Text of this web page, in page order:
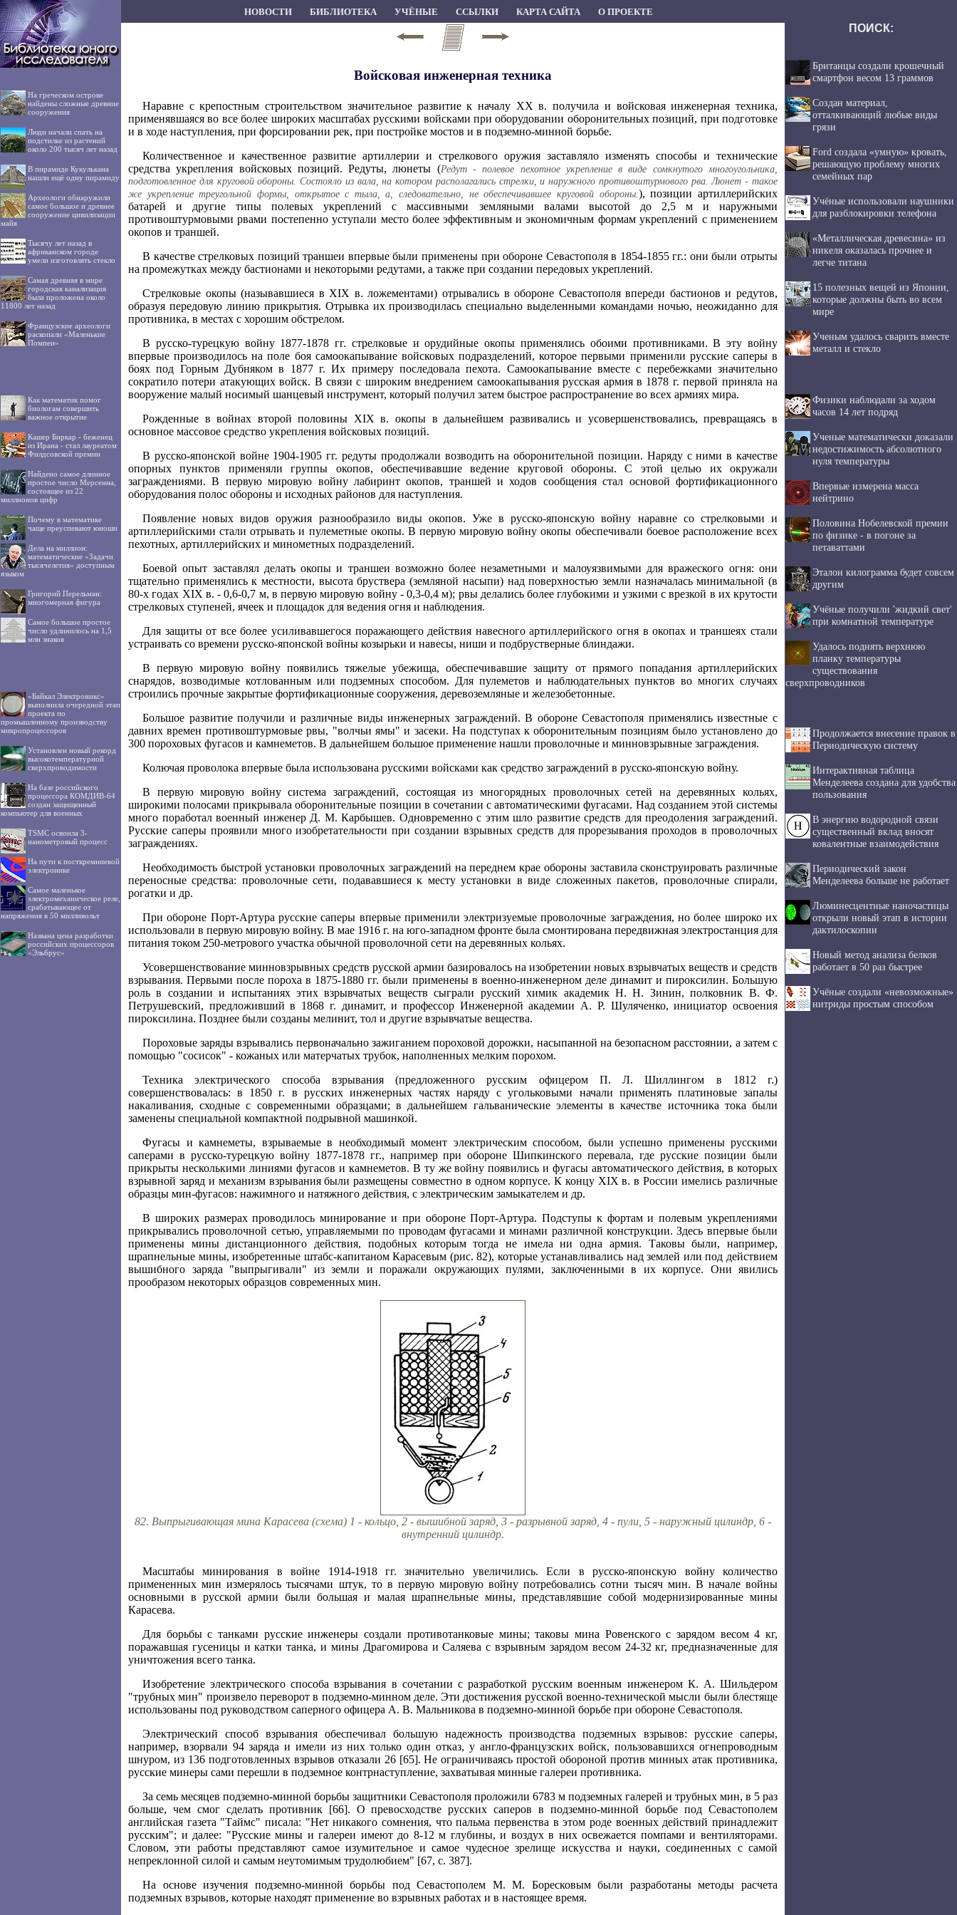
НОВОСТИ БИБЛИОТЕКА УЧЁНЫЕ ССЫЛКИ КАРТА САЙТА О ПРОЕКТЕ
На греческом острове
найдены сложные древние
сооружения
Люди начали спать на
подстилке из растений
около 200 тысяч лет назад
В пирамиде Кукулькана
нашли ещё одну пирамиду
Археологи обнаружили
самое большое и древнее
сооружение цивилизации
майя
Тысячу лет назад в
африканском городе
умели изготовлять стекло
Самая древняя в мире
городская канализация
была проложена около
11800 лет назад
Французские археологи
раскопали «Маленькие
Помпеи»
Как математик помог
биологам совершить
важное открытие
Кашер Биркар - беженец
из Ирана - стал лауреатом
Филдсовской премии
Найдено самое длинное
простое число Мерсенна,
состоящее из 22
миллионов цифр
Почему в математике
чаще преуспевают юноши
Дела на миллион:
математические «Задачи
тысячелетия» доступным
языком
Григорий Перельман:
многомерная фигура
Самое большое простое
число удлинилось на 1,5
млн знаков
«Байкал Электроникс»
выполнила очередной этап
проекта по
промышленному производству
микропроцессоров
Установлен новый рекорд
высокотемпературной
сверхпроводимости
На базе российского
процессора КОМДИВ-64
создан защищенный
компьютер для военных
TSMC освоила 3-
нанометровый процесс
На пути к посткремниевой
электронике
Самое маленькое
электромеханическое реле,
срабатывающее от
напряжения в 50 милливольт
Названа цена разработки
российских процессоров
«Эльбрус»
Войсковая инженерная техника
Наравне с крепостным строительством значительное развитие к началу XX в. получила и войсковая инженерная техника,
применявшаяся во все более широких масштабах русскими войсками при оборудовании оборонительных позиций, при подготовке
и в ходе наступления, при форсировании рек, при постройке мостов и в подземно-минной борьбе.
Количественное и качественное развитие артиллерии и стрелкового оружия заставляло изменять способы и технические
средства укрепления войсковых позиций. Редуты, люнеты (Редут - полевое пехотное укрепление в виде сомкнутого многоугольника,
подготовленное для круговой обороны. Состояло из вала, на котором располагались стрелки, и наружного противоштурмового рва. Люнет - такое
же укрепление треугольной формы, открытое с тыла, а, следовательно, не обеспечивавшее круговой обороны. ), позиции артиллерийских
батарей и другие типы полевых укреплений с массивными земляными валами высотой до 2,5 м и наружными
противоштурмовыми рвами постепенно уступали место более эффективным и экономичным формам укреплений с применением
окопов и траншей.
В качестве стрелковых позиций траншеи впервые были применены при обороне Севастополя в 1854-1855 гг.: они были отрыты
на промежутках между бастионами и некоторыми редутами, а также при создании передовых укреплений.
Стрелковые окопы (называвшиеся в XIX в. ложементами) отрывались в обороне Севастополя впереди бастионов и редутов,
образуя передовую линию прикрытия. Отрывка их производилась специально выделенными командами ночью, неожиданно для
противника, в местах с хорошим обстрелом.
В русско-турецкую войну 1877-1878 гг. стрелковые и орудийные окопы применялись обоими противниками. В эту войну
впервые производилось на поле боя самоокапывание войсковых подразделений, которое первыми применили русские саперы в
боях под Горным Дубняком в 1877 г. Их примеру последовала пехота. Самоокапывание вместе с перебежками значительно
сократило потери атакующих войск. В связи с широким внедрением самоокапывания русская армия в 1878 г. первой приняла на
вооружение малый носимый шанцевый инструмент, который получил затем быстрое распространение во всех армиях мира.
Рожденные в войнах второй половины XIX в. окопы в дальнейшем развивались и усовершенствовались, превращаясь в
основное массовое средство укрепления войсковых позиций.
В русско-японской войне 1904-1905 гг. редуты продолжали возводить на оборонительной позиции. Наряду с ними в качестве
опорных пунктов применяли группы окопов, обеспечивавшие ведение круговой обороны. С этой целью их окружали
заграждениями. В первую мировую войну лабиринт окопов, траншей и ходов сообщения стал основой фортификационного
оборудования полос обороны и исходных районов для наступления.
Появление новых видов оружия разнообразило виды окопов. Уже в русско-японскую войну наравне со стрелковыми и
артиллерийскими стали отрывать и пулеметные окопы. В первую мировую войну окопы обеспечивали боевое расположение всех
пехотных, артиллерийских и минометных подразделений.
Боевой опыт заставлял делать окопы и траншеи возможно более незаметными и малоуязвимыми для вражеского огня: они
тщательно применялись к местности, высота бруствера (земляной насыпи) над поверхностью земли назначалась минимальной (в
80-х годах XIX в. - 0,6-0,7 м, в первую мировую войну - 0,3-0,4 м); рвы делались более глубокими и узкими с врезкой в их крутости
стрелковых ступеней, ячеек и площадок для ведения огня и наблюдения.
Для защиты от все более усиливавшегося поражающего действия навесного артиллерийского огня в окопах и траншеях стали
устраивать со времени русско-японской войны козырьки и навесы, ниши и подбрустверные блиндажи.
В первую мировую войну появились тяжелые убежища, обеспечивавшие защиту от прямого попадания артиллерийских
снарядов, возводимые котлованным или подземных способом. Для пулеметов и наблюдательных пунктов во многих случаях
строились прочные закрытые фортификационные сооружения, деревоземляные и железобетонные.
Большое развитие получили и различные виды инженерных заграждений. В обороне Севастополя применялись известные с
давних времен противоштурмовые рвы, "волчьи ямы" и засеки. На подступах к оборонительным позициям было установлено до
300 пороховых фугасов и камнеметов. В дальнейшем большое применение нашли проволочные и минновзрывные заграждения.
Колючая проволока впервые была использована русскими войсками как средство заграждений в русско-японскую войну.
В первую мировую войну система заграждений, состоящая из многорядных проволочных сетей на деревянных кольях,
широкими полосами прикрывала оборонительные позиции в сочетании с автоматическими фугасами. Над созданием этой системы
много поработал военный инженер Д. М. Карбышев. Одновременно с этим шло развитие средств для преодоления заграждений.
Русские саперы проявили много изобретательности при создании взрывных средств для прорезывания проходов в проволочных
заграждениях.
Необходимость быстрой установки проволочных заграждений на переднем крае обороны заставила сконструировать различные
переносные средства: проволочные сети, подававшиеся к месту установки в виде сложенных пакетов, проволочные спирали,
рогатки и др.
При обороне Порт-Артура русские саперы впервые применили электризуемые проволочные заграждения, но более широко их
использовали в первую мировую войну. В мае 1916 г. на юго-западном фронте была смонтирована передвижная электростанция для
питания током 250-метрового участка обычной проволочной сети на деревянных кольях.
Усовершенствование минновзрывных средств русской армии базировалось на изобретении новых взрывчатых веществ и средств
взрывания. Первыми после пороха в 1875-1880 гг. были применены в военно-инженерном деле динамит и пироксилин. Большую
роль в создании и испытаниях этих взрывчатых веществ сыграли русский химик академик Н. Н. Зинин, полковник В. Ф.
Петрушевский, предложивший в 1868 г. динамит, и профессор Инженерной академии А. Р. Шуляченко, инициатор освоения
пироксилина. Позднее были созданы мелинит, тол и другие взрывчатые вещества.
Пороховые заряды взрывались первоначально зажиганием пороховой дорожки, насыпанной на безопасном расстоянии, а затем с
помощью "сосисок" - кожаных или матерчатых трубок, наполненных мелким порохом.
Техника электрического способа взрывания (предложенного русским офицером П. Л. Шиллингом в 1812 г.)
совершенствовалась: в 1850 г. в русских инженерных частях наряду с угольковыми начали применять платиновые запалы
накаливания, сходные с современными образцами; в дальнейшем гальванические элементы в качестве источника тока были
заменены специальной компактной подрывной машинкой.
Фугасы и камнеметы, взрываемые в необходимый момент электрическим способом, были успешно применены русскими
саперами в русско-турецкую войну 1877-1878 гг., например при обороне Шипкинского перевала, где русские позиции были
прикрыты несколькими линиями фугасов и камнеметов. В ту же войну появились и фугасы автоматического действия, в которых
взрывной заряд и механизм взрывания были размещены совместно в одном корпусе. К концу XIX в. в России имелись различные
образцы мин-фугасов: нажимного и натяжного действия, с электрическим замыкателем и др.
В широких размерах проводилось минирование и при обороне Порт-Артура. Подступы к фортам и полевым укреплениями
прикрывались проволочной сетью, управляемыми по проводам фугасами и минами различной конструкции. Здесь впервые были
применены мины дистанционного действия, подобных которым тогда не имела ни одна армия. Таковы были, например,
шрапнельные мины, изобретенные штабс-капитаном Карасевым (рис. 82), которые устанавливались над землей или под действием
вышибного заряда "выпрыгивали" из земли и поражали окружающих пулями, заключенными в их корпусе. Они явились
прообразом некоторых образцов современных мин.
82. Выпрыгивающая мина Карасева (схема) 1 - кольцо, 2 - вышибной заряд, 3 - разрывной заряд, 4 - пули, 5 - наружный цилиндр, 6 -
внутренний цилиндр.
Масштабы минирования в войне 1914-1918 гг. значительно увеличились. Если в русско-японскую войну количество
примененных мин измерялось тысячами штук, то в первую мировую войну потребовались сотни тысяч мин. В начале войны
основными в русской армии были большая и малая шрапнельные мины, представлявшие собой модернизированные мины
Карасева.
Для борьбы с танками русские инженеры создали противотанковые мины; таковы мина Ровенского с зарядом весом 4 кг,
поражавшая гусеницы и катки танка, и мины Драгомирова и Саляева с взрывным зарядом весом 24-32 кг, предназначенные для
уничтожения всего танка.
Изобретение электрического способа взрывания в сочетании с разработкой русским военным инженером К. А. Шильдером
"трубных мин" произвело переворот в подземно-минном деле. Эти достижения русской военно-технической мысли были блестяще
использованы под руководством саперного офицера А. В. Мальникова в подземно-минной борьбе при обороне Севастополя.
Электрический способ взрывания обеспечивал большую надежность производства подземных взрывов: русские саперы,
например, взорвали 94 заряда и имели из них только один отказ, у англо-французских войск, пользовавшихся огнепроводным
шнуром, из 136 подготовленных взрывов отказали 26 [65]. Не ограничиваясь простой обороной против минных атак противника,
русские минеры сами перешли в подземное контрнаступление, захватывая минные галереи противника.
За семь месяцев подземно-минной борьбы защитники Севастополя проложили 6783 м подземных галерей и трубных мин, в 5 раз
больше, чем смог сделать противник [66]. О превосходстве русских саперов в подземно-минной борьбе под Севастополем
английская газета "Таймс" писала: "Нет никакого сомнения, что пальма первенства в этом роде военных действий принадлежит
русским"; и далее: "Русские мины и галереи имеют до 8-12 м глубины, и воздух в них освежается помпами и вентиляторами.
Словом, эти работы представляют самое изумительное и самое чудесное зрелище искусства и науки, соединенных с самой
непреклонной силой и самым неутомимым трудолюбием" [67, с. 387].
На основе изучения подземно-минной борьбы под Севастополем М. М. Боресковым были разработаны методы расчета
подземных взрывов, которые находят применение во взрывных работах и в настоящее время.
ПОИСК:
Британцы создали крошечный
смартфон весом 13 граммов
Создан материал,
отталкивающий любые виды
грязи
Ford создала «умную» кровать,
решающую проблему многих
семейных пар
Учёные использовали наушники
для разблокировки телефона
«Металлическая древесина» из
никеля оказалась прочнее и
легче титана
15 полезных вещей из Японии,
которые должны быть во всем
мире
Ученым удалось сварить вместе
металл и стекло
Физики наблюдали за ходом
часов 14 лет подряд
Ученые математически доказали
недостижимость абсолютного
нуля температуры
Впервые измерена масса
нейтрино
Половина Нобелевской премии
по физике - в погоне за
петаваттами
Эталон килограмма будет совсем
другим
Учёные получили 'жидкий свет'
при комнатной температуре
Удалось поднять верхнюю
планку температуры
существования
сверхпроводников
Продолжается внесение правок в
Периодическую систему
Интерактивная таблица
Менделеева создана для удобства
пользования
В энергию водородной связи
существенный вклад вносят
ковалентные взаимодействия
Периодический закон
Менделеева больше не работает
Люминесцентные наночастицы
открыли новый этап в истории
дактилоскопии
Новый метод анализа белков
работает в 50 раз быстрее
Учёные создали «невозможные»
нитриды простым способом